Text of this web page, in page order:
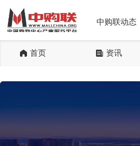
中购联动态
首页 资讯